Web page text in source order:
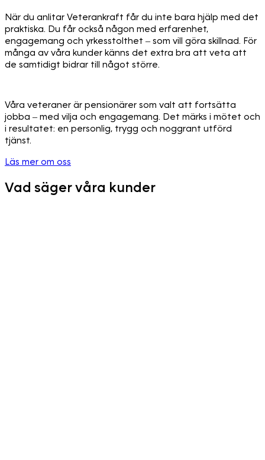
När du anlitar Veterankraft får du inte bara hjälp med det
praktiska. Du får också någon med erfarenhet,
engagemang och yrkesstolthet – som vill göra skillnad. För
många av våra kunder känns det extra bra att veta att
de samtidigt bidrar till något större.
Våra veteraner är pensionärer som valt att fortsätta
jobba – med vilja och engagemang. Det märks i mötet och
i resultatet: en personlig, trygg och noggrant utförd
tjänst.
Läs mer om oss
Vad säger våra kunder